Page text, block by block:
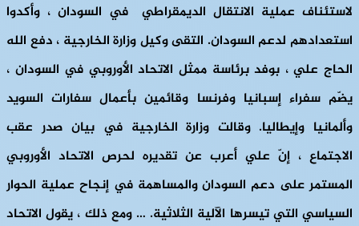
لاستئناف عملية الانتقال الديمقراطي في السودان ، وأكدوا
استعدادهم لدعم السودان. التقى وكيل وزارة الخارجية ، دفع الله
الحاج علي ، بوفد برئاسة ممثل الاتحاد الأوروبي في السودان ،
يضّم سفراء إسبانيا وفرنسا وقائمين بأعمال سفارات السويد
وألمانيا وإيطاليا. وقالت وزارة الخارجية في بيان صدر عقب
الاجتماع ، إنّ علي أعرب عن تقديره لحرص الاتحاد الأوروبي
المستمر على دعم السودان والمساهمة في إنجاح عملية الحوار
السياسي التي تيسرها الآلية الثلاثية. … ومع ذلك ، يقول الاتحاد